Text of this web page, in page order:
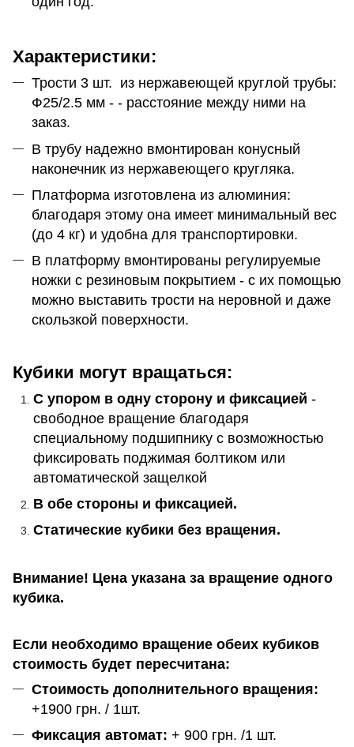
Характеристики:
Трости 3 шт. из нержавеющей круглой трубы:
Ф25/2.5 мм - - расстояние между ними на
заказ.
В трубу надежно вмонтирован конусный
наконечник из нержавеющего кругляка.
Платформа изготовлена ​​из алюминия:
благодаря этому она имеет минимальный вес
(до 4 кг) и удобна для транспортировки.
В платформу вмонтированы регулируемые
ножки с резиновым покрытием - с их помощью
можно выставить трости на неровной и даже
скользкой поверхности.
Кубики могут вращаться:
С упором в одну сторону и фиксацией -
свободное вращение благодаря
специальному подшипнику с возможностью
фиксировать поджимая болтиком или
автоматической защелкой
В обе стороны и фиксацией.
Статические кубики без вращения.
Внимание! Цена указана за вращение одного
кубика.
Если необходимо вращение обеих кубиков
стоимость будет пересчитана:
Стоимость дополнительного вращения:
+1900 грн. / 1шт.
Фиксация автомат: + 900 грн. /1 шт.